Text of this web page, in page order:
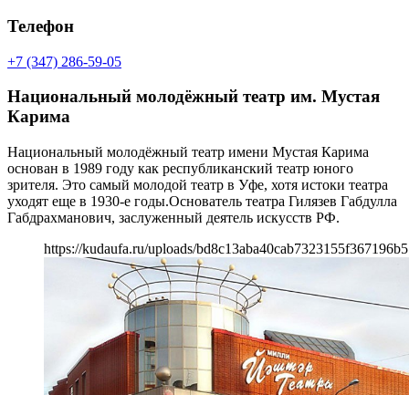
Телефон
+7 (347) 286-59-05
Национальный молодёжный театр им. Мустая
Карима
Национальный молодёжный театр имени Мустая Карима
основан в 1989 году как республиканский театр юного
зрителя. Это самый молодой театр в Уфе, хотя истоки театра
уходят еще в 1930-е годы.Основатель театра Гилязев Габдулла
Габдрахманович, заслуженный деятель искусств РФ.
https://kudaufa.ru/uploads/